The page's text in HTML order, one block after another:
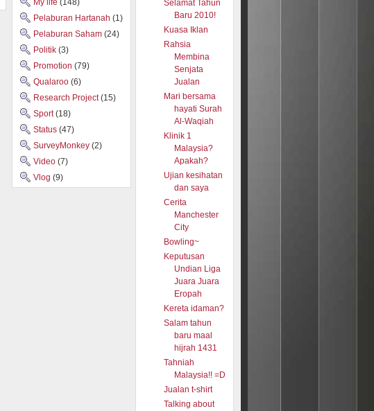
My life (148)
Pelaburan Hartanah (1)
Pelaburan Saham (24)
Politik (3)
Promotion (79)
Qualaroo (6)
Research Project(15)
Sport(18)
Status (47)
SurveyMonkey (2)
Video (7)
Vlog (9)
Selamat Tahun
Baru 2010!
Kuasa Iklan
Rahsia
Membina
Senjata
Jualan
Mari bersama
hayati Surah
Al-Waqiah
Klinik 1
Malaysia?
Apakah?
Ujian kesihatan
dan saya
Cerita
Manchester
City
Bowling~
Keputusan
Undian Liga
Juara Juara
Eropah
Kereta idaman?
Salam tahun
baru maal
hijrah 1431
Tahniah
Malaysia!! =D
Jualan t-shirt
Talking about